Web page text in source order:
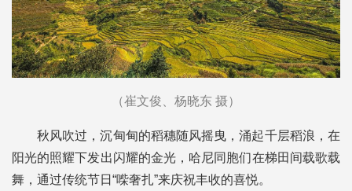
（崔文俊、杨晓东 摄）
秋风吹过，沉甸甸的稻穗随风摇曳，涌起千层稻浪，在
阳光的照耀下发出闪耀的金光，哈尼同胞们在梯田间载歌载
舞，通过传统节日“喍奢扎”来庆祝丰收的喜悦。